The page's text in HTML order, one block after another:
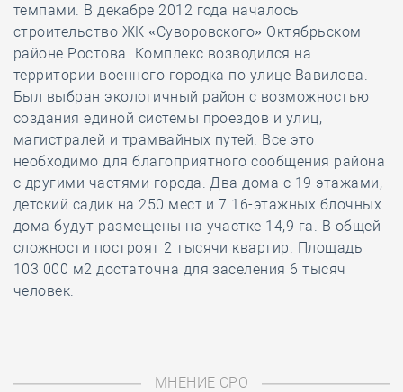
темпами. В декабре 2012 года началось
строительство ЖК «Суворовского» Октябрьском
районе Ростова. Комплекс возводился на
территории военного городка по улице Вавилова.
Был выбран экологичный район с возможностью
создания единой системы проездов и улиц,
магистралей и трамвайных путей. Все это
необходимо для благоприятного сообщения района
с другими частями города. Два дома с 19 этажами,
детский садик на 250 мест и 7 16-этажных блочных
дома будут размещены на участке 14,9 га. В общей
сложности построят 2 тысячи квартир. Площадь
103 000 м2 достаточна для заселения 6 тысяч
человек.
МНЕНИЕ СРО